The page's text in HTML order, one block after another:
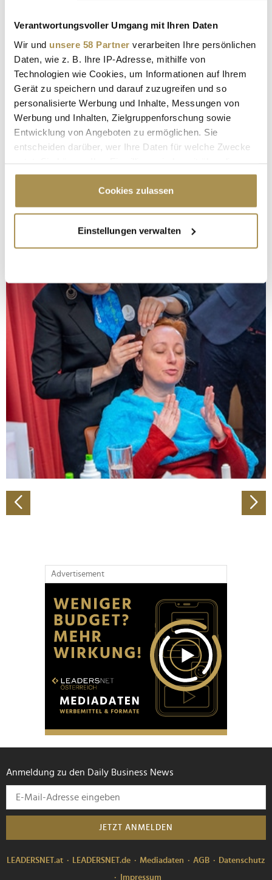
Verantwortungsvoller Umgang mit Ihren Daten
Wir und unsere 58 Partner verarbeiten Ihre persönlichen
Daten, wie z. B. Ihre IP-Adresse, mithilfe von
Technologien wie Cookies, um Informationen auf Ihrem
Gerät zu speichern und darauf zuzugreifen und so
personalisierte Werbung und Inhalte, Messungen von
Werbung und Inhalten, Zielgruppenforschung sowie
Entwicklung von Angeboten zu ermöglichen. Sie
entscheiden darüber, wer Ihre Daten für welche Zwecke
Cookie-Erklärung oder durch Klicken auf das Privacy
Trigger Symbol ändern oder widerrufen
Informationen über Ihre geografische Lage
erfassen, welche bis auf einige Meter genau sein
bestimmten Merkmalen (Fingerprinting) identifizieren
Erfahren Sie mehr darüber, wie Ihre persönlichen Daten
verarbeitet werden, und legen Sie Ihre Präferenzen im
Abschnitt Einzelheitenfest.
Wir verwenden Cookies, um Inhalte und Anzeigen zu
personalisieren, Funktionen für soziale Medien anbieten
zu können und die Zugriffe auf unsere Website zu
analysieren. Außerdem geben wir Informationen zu Ihrer
Verwendung unserer Website an unsere Partner für
soziale Medien, Werbung und Analysen weiter. Unsere
Partner führen diese Informationen möglicherweise mit
weiteren Daten zusammen, die Sie ihnen bereitgestellt
gesammelt haben.
Cookies zulassen
Einstellungen verwalten
Advertisement
Anmeldung zu den Daily Business News
JETZT ANMELDEN
LEADERSNET.at LEADERSNET.de Mediadaten AGB
Datenschutz
Impressum